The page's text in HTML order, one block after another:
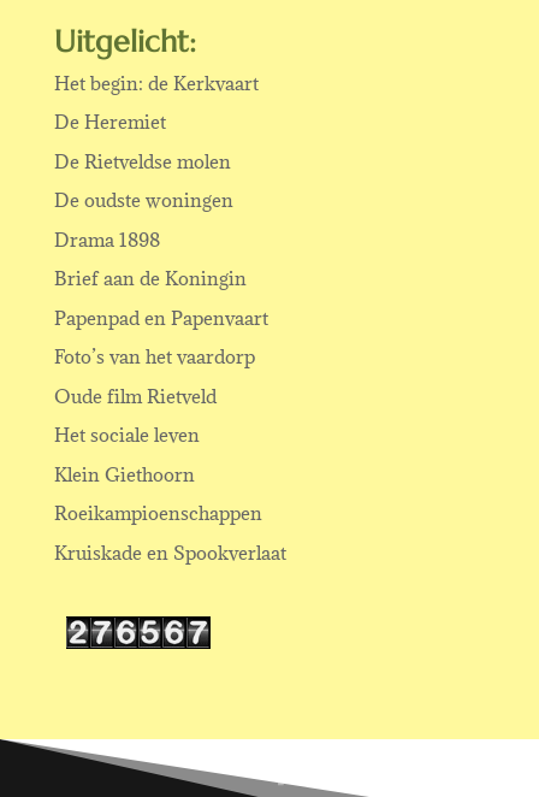
Uitgelicht:
Het begin: de Kerkvaart
De Heremiet
De Rietveldse molen
De oudste woningen
Drama 1898
Brief aan de Koningin
Papenpad en Papenvaart
Foto’s van het vaardorp
Oude film Rietveld
Het sociale leven
Klein Giethoorn
Roeikampioenschappen
Kruiskade en Spookverlaat